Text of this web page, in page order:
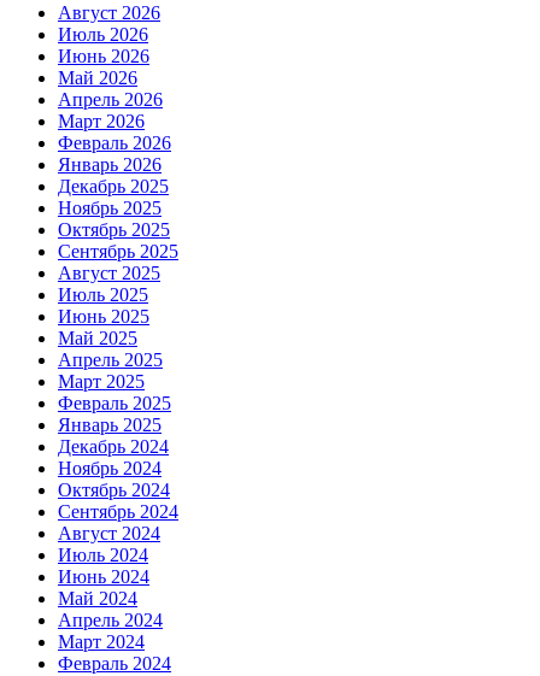
Август 2026
Июль 2026
Июнь 2026
Май 2026
Апрель 2026
Март 2026
Февраль 2026
Январь 2026
Декабрь 2025
Ноябрь 2025
Октябрь 2025
Сентябрь 2025
Август 2025
Июль 2025
Июнь 2025
Май 2025
Апрель 2025
Март 2025
Февраль 2025
Январь 2025
Декабрь 2024
Ноябрь 2024
Октябрь 2024
Сентябрь 2024
Август 2024
Июль 2024
Июнь 2024
Май 2024
Апрель 2024
Март 2024
Февраль 2024